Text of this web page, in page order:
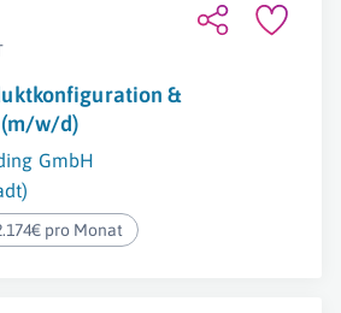
&
w/d)
GmbH
pro Monat